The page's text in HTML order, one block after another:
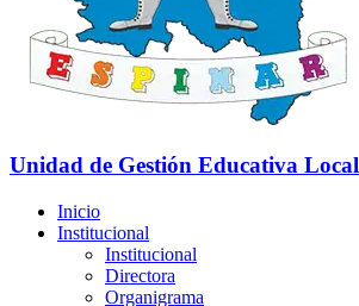
Unidad de Gestión Educativa Local
Inicio
Institucional
Institucional
Directora
Organigrama